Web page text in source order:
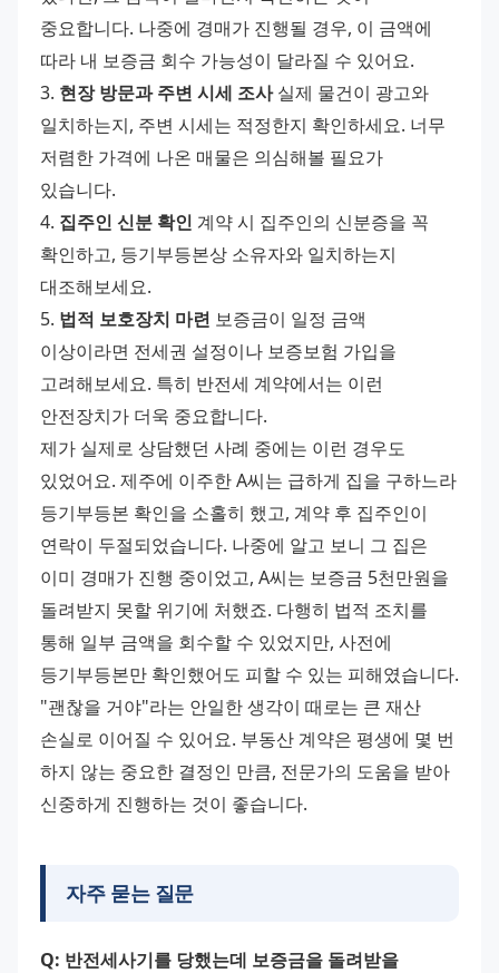
중요합니다. 나중에 경매가 진행될 경우, 이 금액에
따라 내 보증금 회수 가능성이 달라질 수 있어요.
3. 현장 방문과 주변 시세 조사 실제 물건이 광고와
일치하는지, 주변 시세는 적정한지 확인하세요. 너무
저렴한 가격에 나온 매물은 의심해볼 필요가
있습니다.
4. 집주인 신분 확인 계약 시 집주인의 신분증을 꼭
확인하고, 등기부등본상 소유자와 일치하는지
대조해보세요.
5. 법적 보호장치 마련 보증금이 일정 금액
이상이라면 전세권 설정이나 보증보험 가입을
고려해보세요. 특히 반전세 계약에서는 이런
안전장치가 더욱 중요합니다.
제가 실제로 상담했던 사례 중에는 이런 경우도
있었어요. 제주에 이주한 A씨는 급하게 집을 구하느라
등기부등본 확인을 소홀히 했고, 계약 후 집주인이
연락이 두절되었습니다. 나중에 알고 보니 그 집은
이미 경매가 진행 중이었고, A씨는 보증금 5천만원을
돌려받지 못할 위기에 처했죠. 다행히 법적 조치를
통해 일부 금액을 회수할 수 있었지만, 사전에
"괜찮을 거야"라는 안일한 생각이 때로는 큰 재산
손실로 이어질 수 있어요. 부동산 계약은 평생에 몇 번
하지 않는 중요한 결정인 만큼, 전문가의 도움을 받아
신중하게 진행하는 것이 좋습니다.
자주 묻는 질문
Q: 반전세사기를 당했는데 보증금을 돌려받을